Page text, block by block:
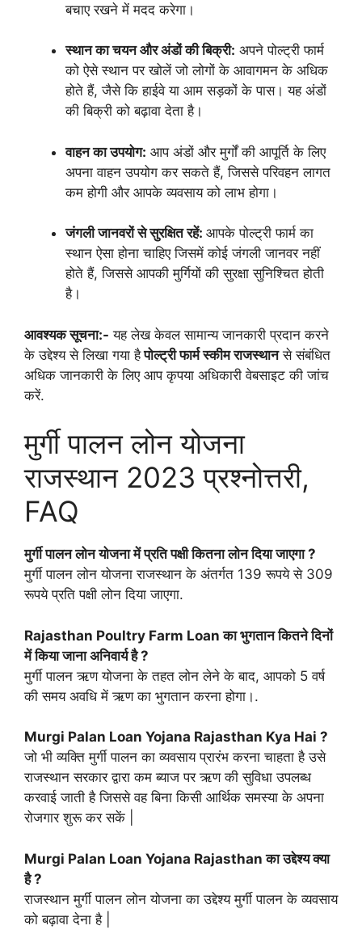
बचाए रखने में मदद करेगा।
स्थान का चयन और अंडों की बिक्री: अपने पोल्ट्री फार्म
को ऐसे स्थान पर खोलें जो लोगों के आवागमन के अधिक
होते हैं, जैसे कि हाईवे या आम सड़कों के पास। यह अंडों
की बिक्री को बढ़ावा देता है।
वाहन का उपयोग: आप अंडों और मुर्गों की आपूर्ति के लिए
अपना वाहन उपयोग कर सकते हैं, जिससे परिवहन लागत
कम होगी और आपके व्यवसाय को लाभ होगा।
जंगली जानवरों से सुरक्षित रहें: आपके पोल्ट्री फार्म का
स्थान ऐसा होना चाहिए जिसमें कोई जंगली जानवर नहीं
होते हैं, जिससे आपकी मुर्गियों की सुरक्षा सुनिश्चित होती
है।
आवश्यक सूचना:- यह लेख केवल सामान्य जानकारी प्रदान करने
के उद्देश्य से लिखा गया हैपोल्ट्री फार्म स्कीम राजस्थानसे संबंधित
अधिक जानकारी के लिए आप कृपया अधिकारी वेबसाइट की जांच
करें.
मुर्गी पालन लोन योजना
राजस्थान 2023 प्रश्नोत्तरी,
FAQ
मुर्गी पालन लोन योजना में प्रति पक्षी कितना लोन दिया जाएगा ?
मुर्गी पालन लोन योजना राजस्थान के अंतर्गत 139 रूपये से 309
रूपये प्रति पक्षी लोन दिया जाएगा.
Rajasthan Poultry Farm Loan का भुगतान कितने दिनों
में किया जाना अनिवार्य है ?
मुर्गी पालन ऋण योजना के तहत लोन लेने के बाद, आपको 5 वर्ष
की समय अवधि में ऋण का भुगतान करना होगा।.
Murgi Palan Loan Yojana Rajasthan Kya Hai ?
जो भी व्यक्ति मुर्गी पालन का व्यवसाय प्रारंभ करना चाहता है उसे
राजस्थान सरकार द्वारा कम ब्याज पर ऋण की सुविधा उपलब्ध
करवाई जाती है जिससे वह बिना किसी आर्थिक समस्या के अपना
रोजगार शुरू कर सकें |
Murgi Palan Loan Yojana Rajasthan का उद्देश्य क्या
है ?
राजस्थान मुर्गी पालन लोन योजना का उद्देश्य मुर्गी पालन के व्यवसाय
को बढ़ावा देना है |